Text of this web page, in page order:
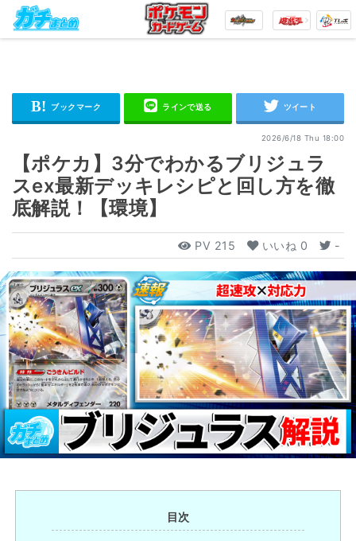
2026/6/18 Thu 18:00
【ポケカ】3分でわかるブリジュラ
スex最新デッキレシピと回し方を徹
底解説！【環境】
PV 215 いいね 0 -
目次